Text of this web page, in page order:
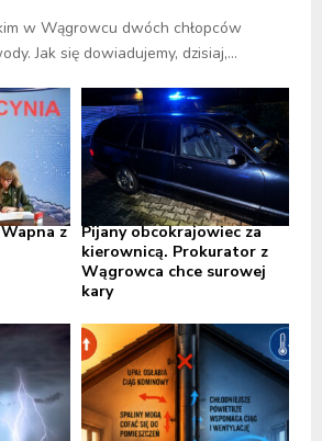
w Wągrowcu dwóch chłopców
Jak się dowiadujemy, dzisiaj,...
z
Pijany obcokrajowiec za
kierownicą. Prokurator z
Wągrowca chce surowej
kary